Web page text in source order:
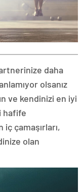
daha
olsanız
ve kendinizi en iyi
hafife
iç çamaşırları,
olan